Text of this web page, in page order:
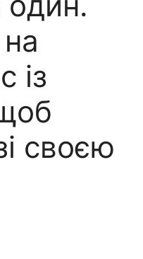
із
своєю